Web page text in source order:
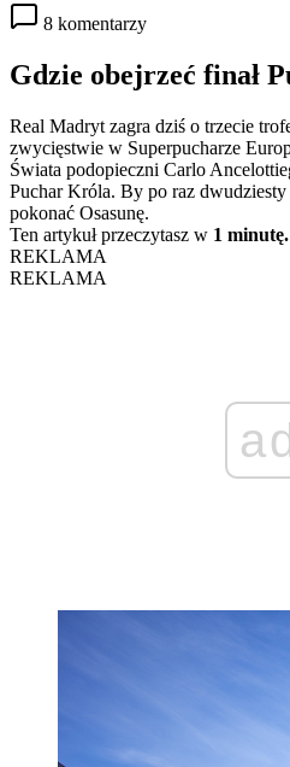
8 komentarzy
Gdzie obejrzeć finał
Real Madryt zagra dziś o trzecie
zwycięstwie w Superpucharze
Świata podopieczni Carlo
Puchar Króla. By po raz dwudziesty
pokonać Osasunę.
Ten artykuł przeczytasz w 1 minutę.
REKLAMA
REKLAMA